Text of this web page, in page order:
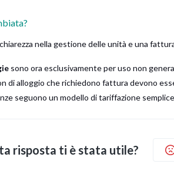
nella gestione delle unità e una
sono ora esclusivamente per uso non
di alloggio che richiedono fattura devono
seguono un modello di tariffazione
risposta ti è stata utile?